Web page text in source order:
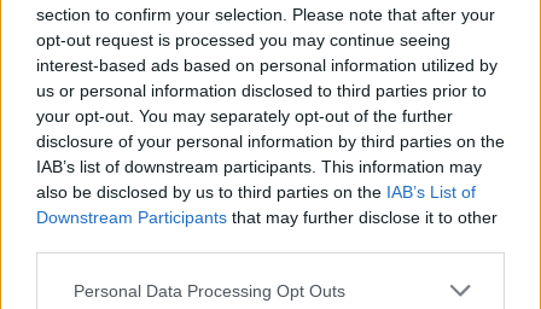
section to confirm your selection. Please note that after your
opt-out request is processed you may continue seeing
interest-based ads based on personal information utilized by
us or personal information disclosed to third parties prior to
your opt-out. You may separately opt-out of the further
disclosure of your personal information by third parties on the
IAB’s list of downstream participants. This information may
also be disclosed by us to third parties on the IAB’s List of
Downstream Participants that may further disclose it to other
Please note that this website/app uses one or more Google
Personal Data Processing Opt Outs
#BELFÖLD #NÉNI # ELTŰNT #KERESÉS
#PEST MEGYE